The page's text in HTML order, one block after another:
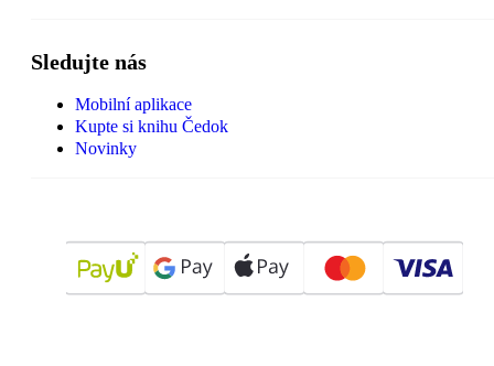
Sledujte nás
Mobilní aplikace
Kupte si knihu Čedok
Novinky